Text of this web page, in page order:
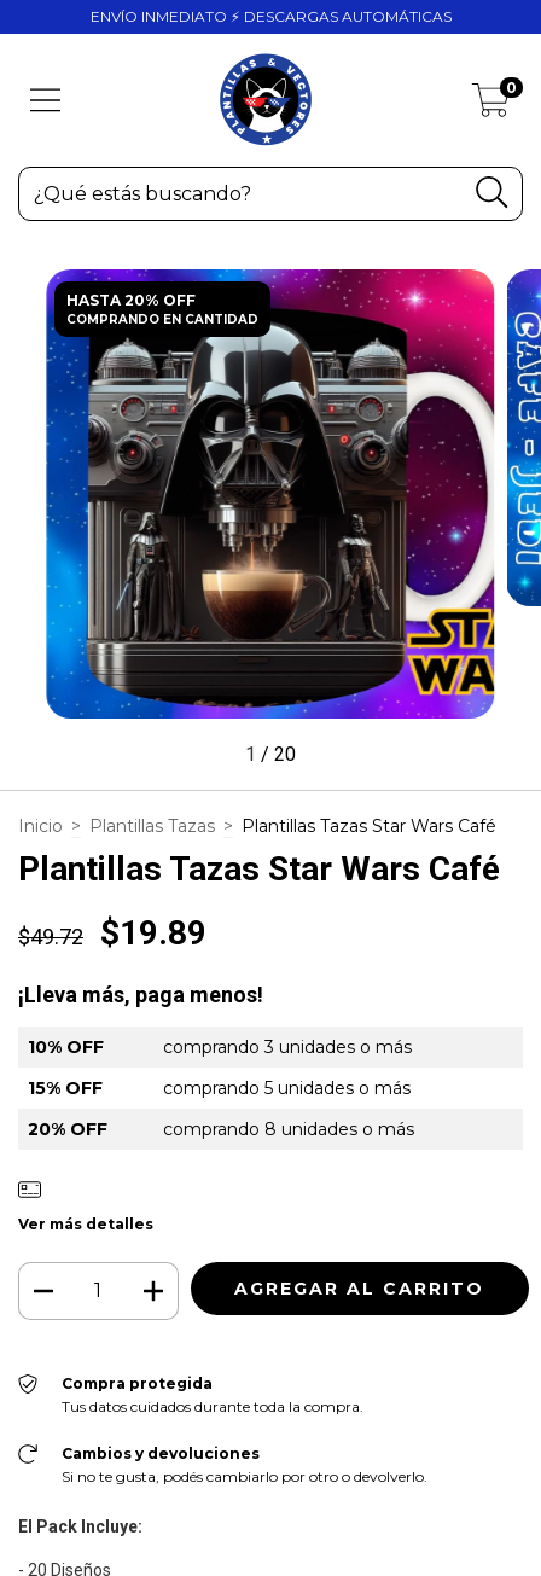
ENVÍO INMEDIATO ⚡ DESCARGAS AUTOMÁTICAS
0
HASTA 20% OFF
COMPRANDO EN CANTIDAD
1 / 20
Inicio > Plantillas Tazas > Plantillas Tazas Star Wars Café
Plantillas Tazas Star Wars Café
$49.72 $19.89
¡Lleva más, paga menos!
10% OFF
comprando 3 unidades o más
15% OFF
comprando 5 unidades o más
20% OFF
comprando 8 unidades o más
Ver más detalles
Compra protegida
Tus datos cuidados durante toda la compra.
Cambios y devoluciones
Si no te gusta, podés cambiarlo por otro o devolverlo.
El Pack Incluye:
- 20 Diseños